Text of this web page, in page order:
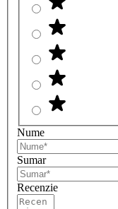
Nume
Sumar
Recenzie